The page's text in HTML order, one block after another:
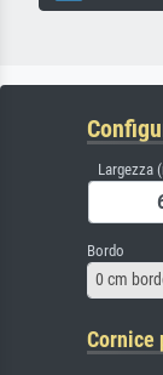
Largezza
Bordo
0 cm
Cornice